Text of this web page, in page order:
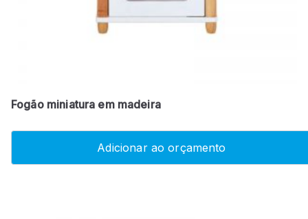
Fogão miniatura em madeira
Adicionar ao orçamento